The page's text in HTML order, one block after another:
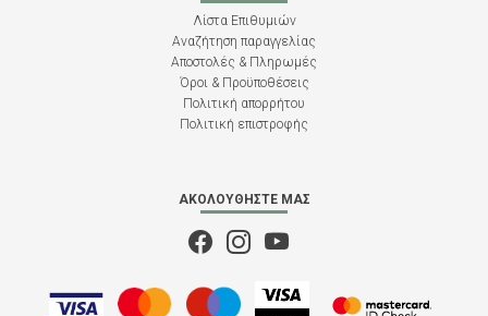
Λίστα Επιθυμιών
Αναζήτηση παραγγελίας
Αποστολές & Πληρωμές
Όροι & Προϋποθέσεις
Πολιτική απορρήτου
Πολιτική επιστροφής
ΑΚΟΛΟΥΘΉΣΤΕ ΜΑΣ